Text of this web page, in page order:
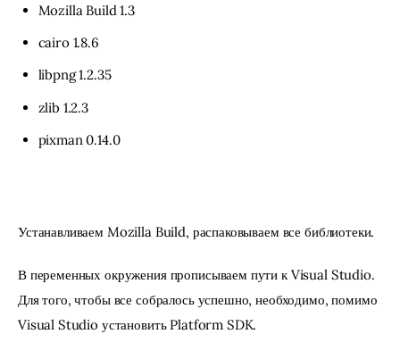
Mozilla Build 1.3
cairo 1.8.6
libpng 1.2.35
zlib 1.2.3
pixman 0.14.0
Устанавливаем Mozilla Build, распаковываем все библиотеки.
В переменных окружения прописываем пути к Visual Studio.
Для того, чтобы все собралось успешно, необходимо, помимо
Visual Studio установить Platform SDK.